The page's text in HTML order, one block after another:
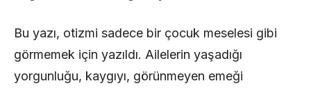
Bu yazı, otizmi sadece bir çocuk meselesi gibi
görmemek için yazıldı. Ailelerin yaşadığı
yorgunluğu, kaygıyı, görünmeyen emeği